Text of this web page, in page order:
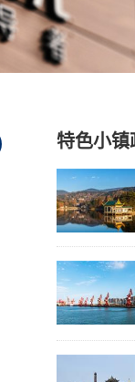
特色小镇